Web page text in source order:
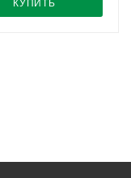
КУПИТЬ